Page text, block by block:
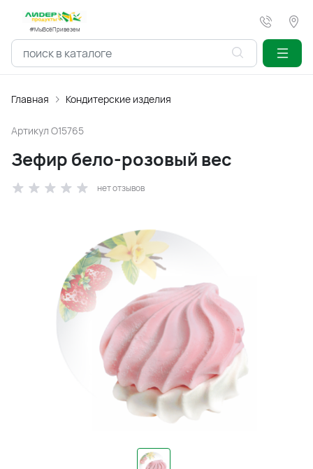
#МыВсёПривезем
Главная Кондитерские изделия
Артикул O15765
Зефир бело-розовый вес
нет отзывов